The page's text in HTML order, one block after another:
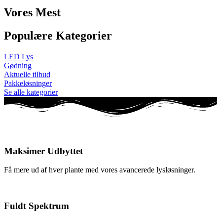
Vores Mest
Populære Kategorier
LED Lys
Gødning
Aktuelle tilbud
Pakkeløsninger
Se alle kategorier
Maksimer Udbyttet
Få mere ud af hver plante med vores avancerede lysløsninger.
Fuldt Spektrum